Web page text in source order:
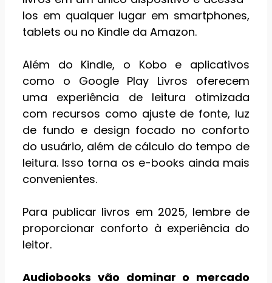
los em qualquer lugar em smartphones,
tablets ou no Kindle da Amazon.
Além do Kindle, o Kobo e aplicativos
como o Google Play Livros oferecem
uma experiência de leitura otimizada
com recursos como ajuste de fonte, luz
de fundo e design focado no conforto
do usuário, além de cálculo do tempo de
leitura. Isso torna os e-books ainda mais
convenientes.
Para publicar livros em 2025, lembre de
proporcionar conforto à experiência do
leitor.
Audiobooks vão dominar o mercado